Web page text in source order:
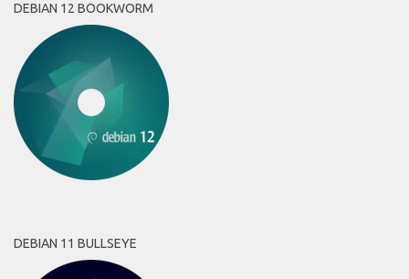
DEBIAN 12 BOOKWORM
DEBIAN 11 BULLSEYE